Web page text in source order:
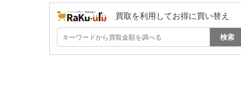
買取を利用してお得に買い替え
検索